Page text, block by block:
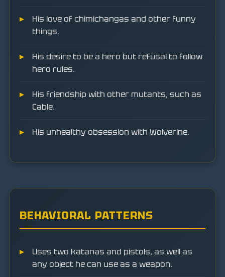
His love of chimichangas and other funny
things.
His desire to be a hero but refusal to follow
hero rules.
His friendship with other mutants, such as
Cable.
His unhealthy obsession with Wolverine.
BEHAVIORAL PATTERNS
Uses two katanas and pistols, as well as
any object he can use as a weapon.